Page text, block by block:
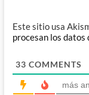
Este sitio usa
procesan los
33 COMMENTS
más